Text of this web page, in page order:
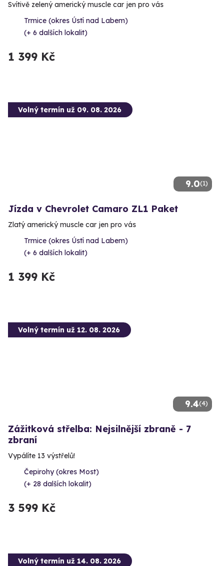
Svítivě zelený americký muscle car jen pro vás
Trmice (okres Ústí nad Labem)
(+ 6 dalších lokalit)
1 399 Kč
9.0(1)
Volný termín už 09. 08. 2026
Jízda v Chevrolet Camaro ZL1 Paket
Zlatý americký muscle car jen pro vás
Trmice (okres Ústí nad Labem)
(+ 6 dalších lokalit)
1 399 Kč
9.4(4)
Volný termín už 12. 08. 2026
Zážitková střelba: Nejsilnější zbraně - 7
zbraní
Vypálíte 13 výstřelů!
Čepirohy (okres Most)
(+ 28 dalších lokalit)
3 599 Kč
Volný termín už 14. 08. 2026